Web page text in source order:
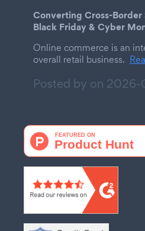
Converting Cross-Border
Black Friday & Cyber
Online commerce is an
overall retail business.
Posted by on 2026-